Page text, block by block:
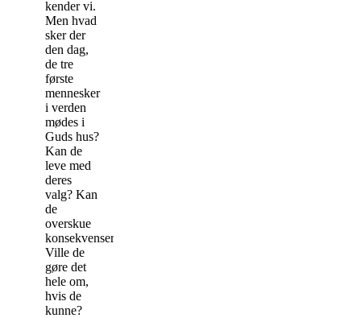
kender vi.
Men hvad
sker der
den dag,
de tre
første
mennesker
i verden
mødes i
Guds hus?
Kan de
leve med
deres
valg? Kan
de
overskue
konsekvenserne?
Ville de
gøre det
hele om,
hvis de
kunne?